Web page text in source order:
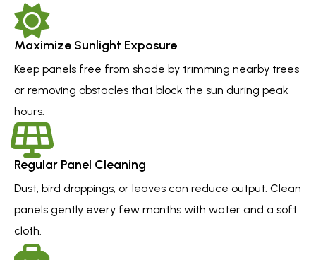
Maximize Sunlight Exposure
Keep panels free from shade by trimming nearby trees
or removing obstacles that block the sun during peak
hours.
Regular Panel Cleaning
Dust, bird droppings, or leaves can reduce output. Clean
panels gently every few months with water and a soft
cloth.